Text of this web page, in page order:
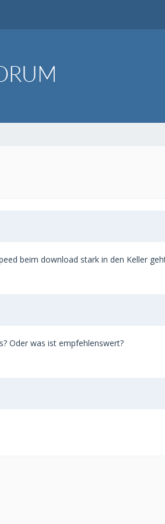
beim download stark in den Keller
Oder was ist empfehlenswert?